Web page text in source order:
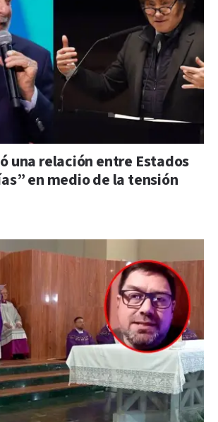
una relación entre Estados
en medio de la tensión